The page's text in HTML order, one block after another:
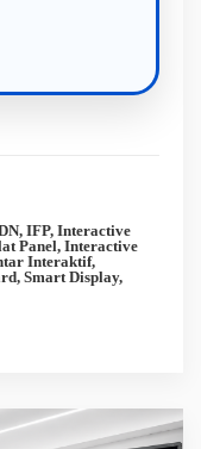
, IFP, Interactive
Panel, Interactive
Interaktif,
, Smart Display,